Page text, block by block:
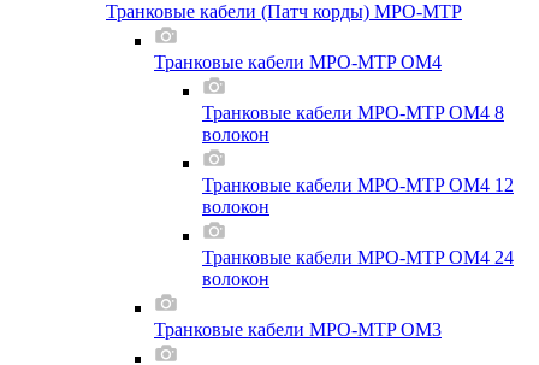
Транковые кабели (Патч корды) MPO-MTP
Транковые кабели MPO-MTP OM4
Транковые кабели MPO-MTP OM4 8
волокон
Транковые кабели MPO-MTP OM4 12
волокон
Транковые кабели MPO-MTP OM4 24
волокон
Транковые кабели MPO-MTP OM3